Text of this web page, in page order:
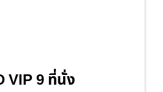
VIP 9 ที่นั่ง